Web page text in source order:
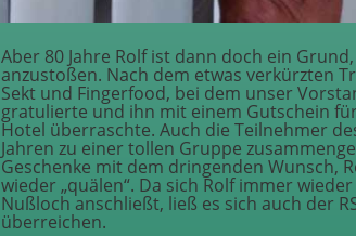
Aber 80 Jahre Rolf ist dann doch ein
anzustoßen. Nach dem etwas verkürzten
Sekt und Fingerfood, bei dem unser
gratulierte und ihn mit einem Gutschein
Hotel überraschte. Auch die Teilnehmer
Jahren zu einer tollen Gruppe
Geschenke mit dem dringenden Wunsch,
wieder „quälen“. Da sich Rolf immer
Nußloch anschließt, ließ es sich auch der
überreichen.